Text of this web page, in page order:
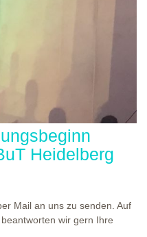
Begegnungen und
Heidelberg
Mail an uns zu senden. Auf
wir gern Ihre